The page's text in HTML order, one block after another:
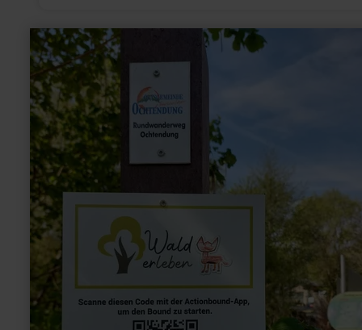
en
savoir
plus
:
Actionbound:
Wald
erleben